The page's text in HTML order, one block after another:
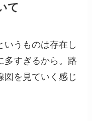
て
いうものは存在し
多すぎるから。路
図を見ていく感じ